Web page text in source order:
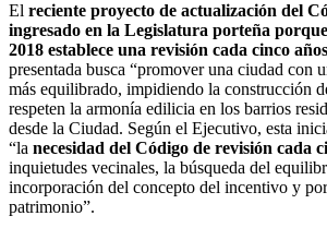
El reciente proyecto de actualización del
ingresado en la Legislatura porteña
2018 establece una revisión cada cinco
presentada busca “promover una ciudad con
más equilibrado, impidiendo la construcción
respeten la armonía edilicia en los barrios
desde la Ciudad. Según el Ejecutivo, esta
“la necesidad del Código de revisión cada
inquietudes vecinales, la búsqueda del
incorporación del concepto del incentivo y
patrimonio”.